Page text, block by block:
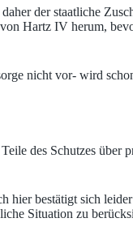
der staatliche
Hartz IV herum,
nicht vor- wird
des Schutzes über
bestätigt sich
Situation zu